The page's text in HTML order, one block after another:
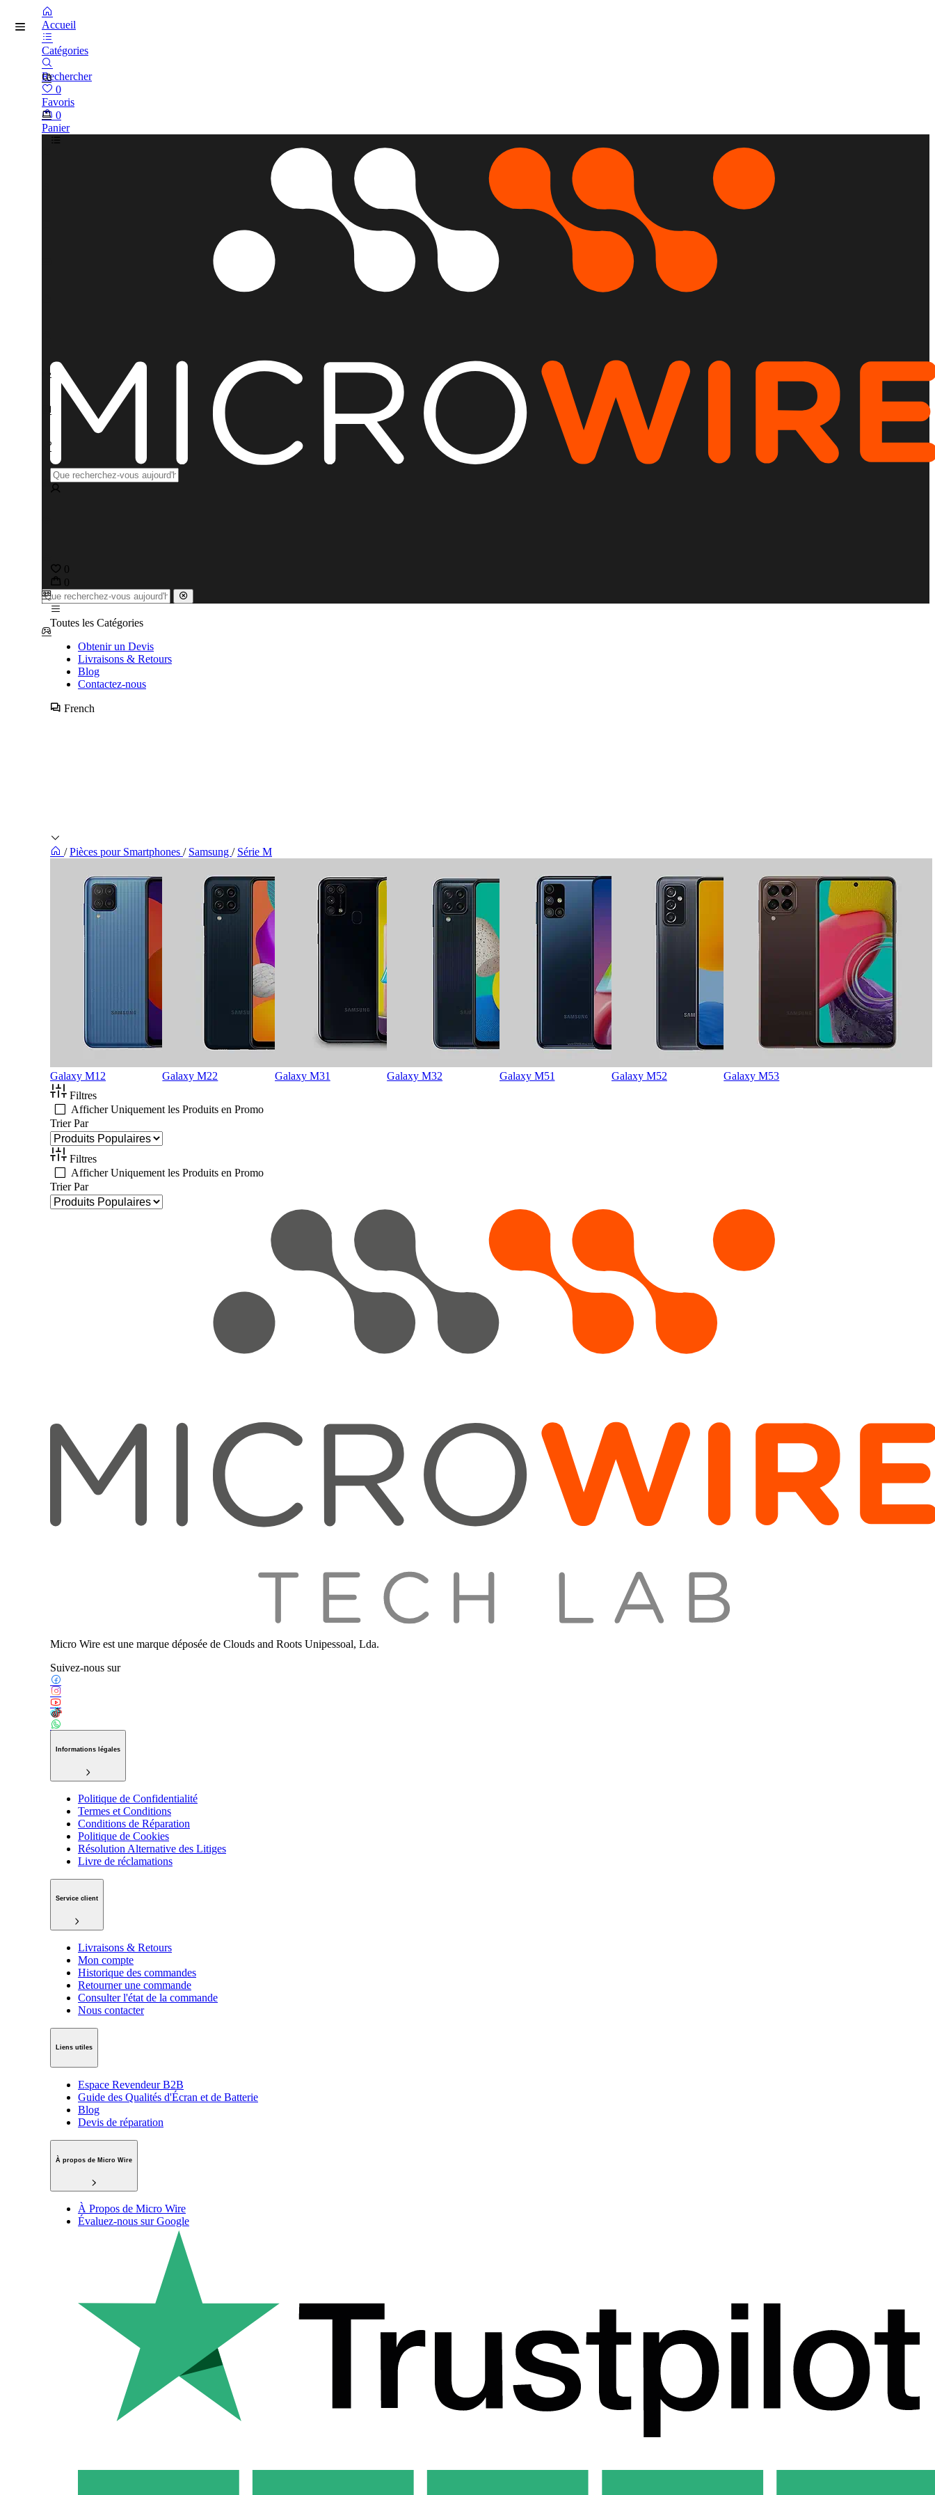
Accueil
Catégories
Rechercher
0
Favoris
0
Panier
0
0
Toutes les Catégories
Obtenir un Devis
Livraisons & Retours
Blog
Contactez-nous
French
/ Pièces pour Smartphones / Samsung / Série M
Galaxy M12 Galaxy M22 Galaxy M31 Galaxy M32 Galaxy M51 Galaxy M52
Galaxy M53
Filtres
Afficher Uniquement les Produits en Promo
Trier Par
Filtres
Afficher Uniquement les Produits en Promo
Trier Par
Micro Wire est une marque déposée de Clouds and Roots Unipessoal, Lda.
Suivez-nous sur
Informations légales
Politique de Confidentialité
Termes et Conditions
Conditions de Réparation
Politique de Cookies
Résolution Alternative des Litiges
Livre de réclamations
Service client
Livraisons & Retours
Mon compte
Historique des commandes
Retourner une commande
Consulter l'état de la commande
Nous contacter
Liens utiles
Espace Revendeur B2B
Guide des Qualités d'Écran et de Batterie
Blog
Devis de réparation
À propos de Micro Wire
À Propos de Micro Wire
Évaluez-nous sur Google